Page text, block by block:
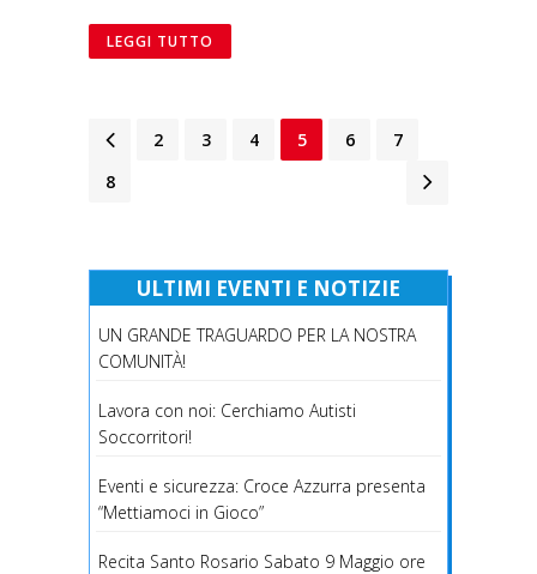
LEGGI TUTTO
1 2 3 4 5 6
7
8
ULTIMI EVENTI E NOTIZIE
UN GRANDE TRAGUARDO PER LA NOSTRA
COMUNITÀ!
Lavora con noi: Cerchiamo Autisti
Soccorritori!
Eventi e sicurezza: Croce Azzurra presenta
“Mettiamoci in Gioco”
Recita Santo Rosario Sabato 9 Maggio ore